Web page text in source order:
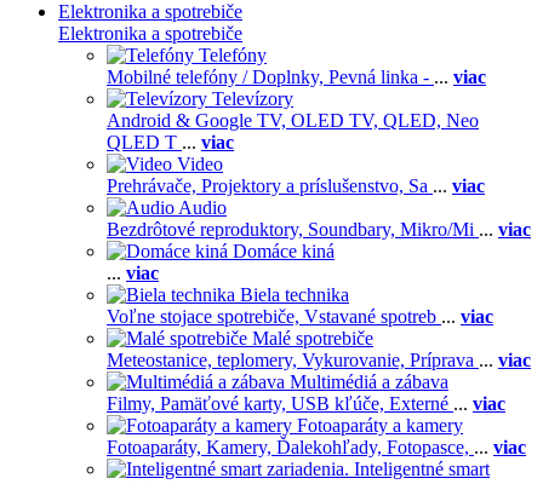
Elektronika a spotrebiče
Elektronika a spotrebiče
Telefóny
Mobilné telefóny / Doplnky, Pevná linka - ... viac
Televízory
Android & Google TV, OLED TV, QLED, Neo
QLED T ... viac
Video
Prehrávače, Projektory a príslušenstvo, Sa ... viac
Audio
Bezdrôtové reproduktory, Soundbary, Mikro/Mi ... viac
Domáce kiná
... viac
Biela technika
Voľne stojace spotrebiče, Vstavané spotreb ... viac
Malé spotrebiče
Meteostanice, teplomery, Vykurovanie, Príprava ... viac
Multimédiá a zábava
Filmy, Pamäťové karty, USB kľúče, Externé ... viac
Fotoaparáty a kamery
Fotoaparáty, Kamery, Ďalekohľady, Fotopasce, ... viac
Inteligentné smart